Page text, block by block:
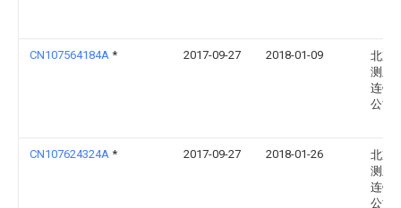
CN107564184A * 2017-09-27 2018-01-09
北京
测土
连锁
公司
CN107624324A * 2017-09-27 2018-01-26
北京
测土
连锁
公司